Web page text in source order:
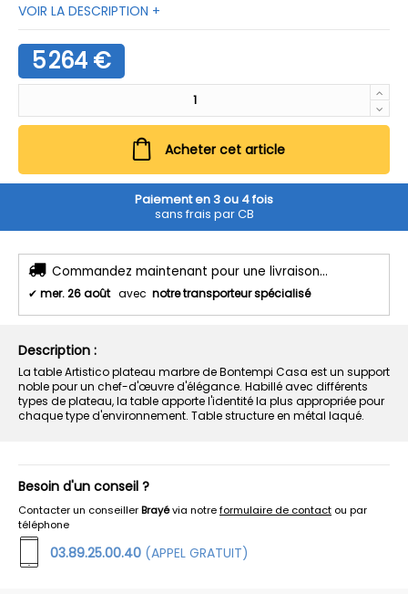
VOIR LA DESCRIPTION +
5 264 €
Acheter cet article
Paiement en 3 ou 4 fois
sans frais par CB
Commandez maintenant pour une livraison...
✔ mer. 26 août avec notre transporteur spécialisé
Description :
La table Artistico plateau marbre de Bontempi Casa est un support
noble pour un chef-d'œuvre d'élégance. Habillé avec différents
types de plateau, la table apporte l'identité la plus appropriée pour
chaque type d'environnement. Table structure en métal laqué.
Besoin d'un conseil ?
Contacter un conseillerBrayévia notreformulaire de contact ou par
téléphone
03.89.25.00.40 (APPEL GRATUIT)